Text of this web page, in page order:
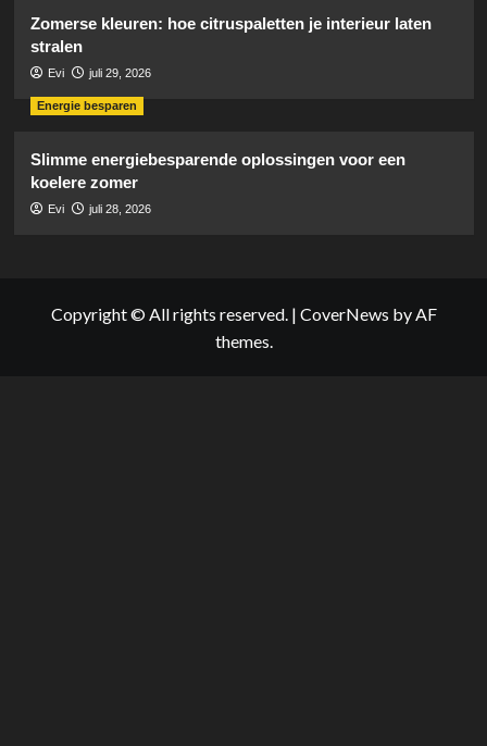
Zomerse kleuren: hoe citruspaletten je interieur laten
stralen
Evi juli 29, 2026
Energie besparen
Slimme energiebesparende oplossingen voor een
koelere zomer
Evi juli 28, 2026
Copyright © All rights reserved. | CoverNews by AF
themes.